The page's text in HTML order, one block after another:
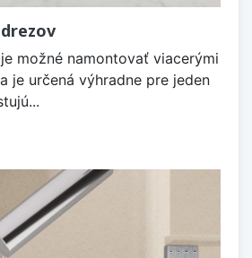
možné namontovať viacerými
je určená výhradne pre jeden